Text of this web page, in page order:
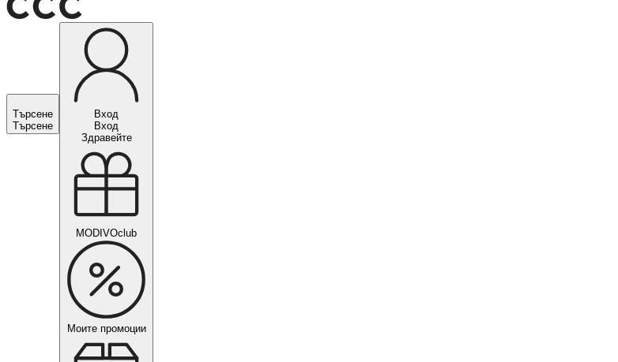
Търсене
Търсене
Вход
Вход
Здравейте
MODIVOclub
Моите промоции